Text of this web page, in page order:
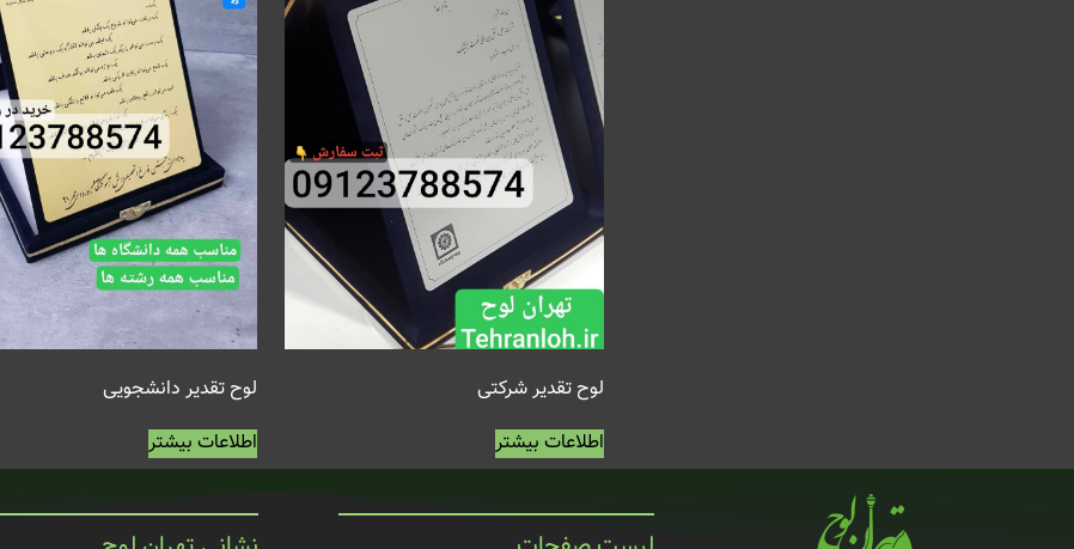
لوح تقدیر شرکتی
اطلاعات بیشتر
لوح تقدیر دانشجویی
اطلاعات بیشتر